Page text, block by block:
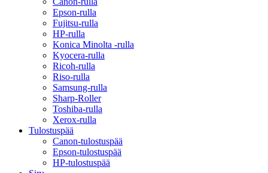
Epson-rulla
Fujitsu-rulla
HP-rulla
Konica Minolta -rulla
Kyocera-rulla
Ricoh-rulla
Riso-rulla
Samsung-rulla
Sharp-Roller
Toshiba-rulla
Xerox-rulla
Tulostuspää
Canon-tulostuspää
Epson-tulostuspää
HP-tulostuspää